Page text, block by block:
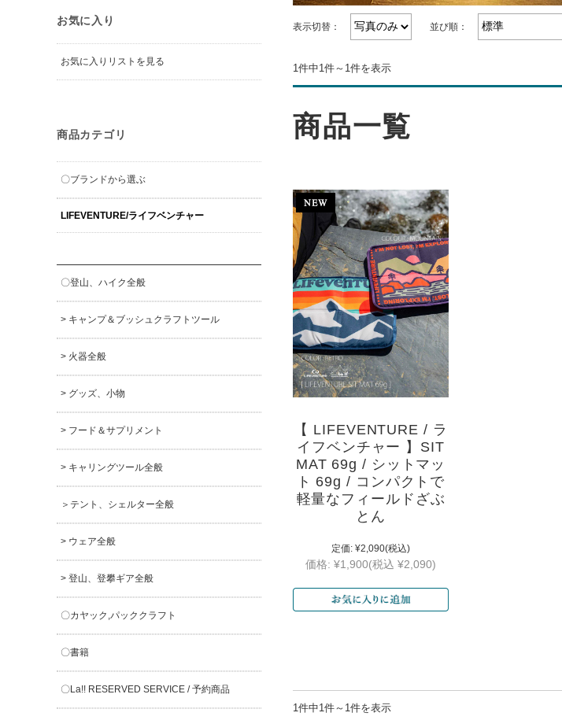
表示切替： 並び順：
1件中1件～1件を表示
商品一覧
【 LIFEVENTURE / ラ
イフベンチャー 】SIT
MAT 69g / シットマッ
ト 69g / コンパクトで
軽量なフィールドざぶ
とん
定価: ¥2,090(税込)
価格: ¥1,900(税込 ¥2,090)
1件中1件～1件を表示
お気に入り
お気に入りリストを見る
商品カテゴリ
〇ブランドから選ぶ
LIFEVENTURE/ライフベンチャー
〇登山、ハイク全般
> キャンプ＆ブッシュクラフトツール
> 火器全般
> グッズ、小物
> フード＆サプリメント
> キャリングツール全般
＞テント、シェルター全般
> ウェア全般
> 登山、登攀ギア全般
〇カヤック,パッククラフト
〇書籍
〇La!! RESERVED SERVICE / 予約商品